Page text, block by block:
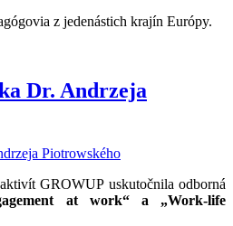
z jedenástich krajín Európy.
Dr. Andrzeja
GROWUP uskutočnila odborná
at work“ a „Work-life